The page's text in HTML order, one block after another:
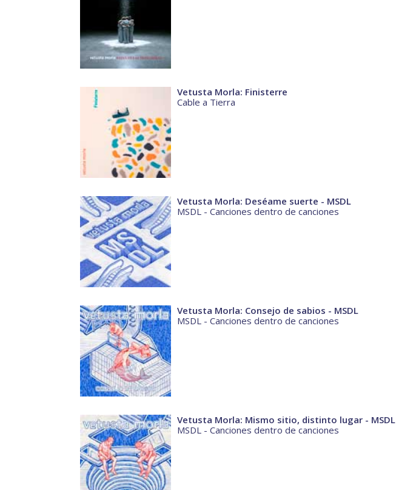
Vetusta Morla: Finisterre
Cable a Tierra
Vetusta Morla: Deséame suerte - MSDL
MSDL - Canciones dentro de canciones
Vetusta Morla: Consejo de sabios - MSDL
MSDL - Canciones dentro de canciones
Vetusta Morla: Mismo sitio, distinto lugar - MSDL
MSDL - Canciones dentro de canciones